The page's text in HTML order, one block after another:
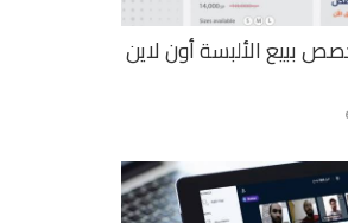
ببيع الألبسة أون لاين